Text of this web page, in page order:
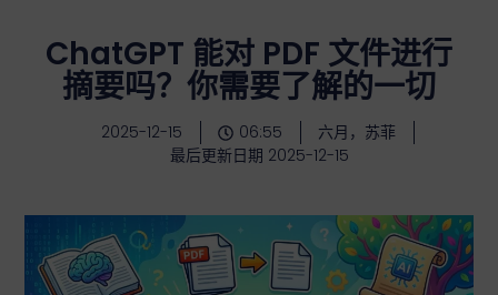
ChatGPT 能对 PDF 文件进行
摘要吗？你需要了解的一切
2025-12-15 06:55
六月，苏菲
最后更新日期 2025-12-15